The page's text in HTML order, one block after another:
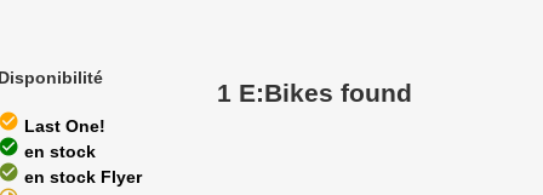
Disponibilité
check_circle Last One!
check_circle en stock
check_circle en stock Flyer
1 E:Bikes found